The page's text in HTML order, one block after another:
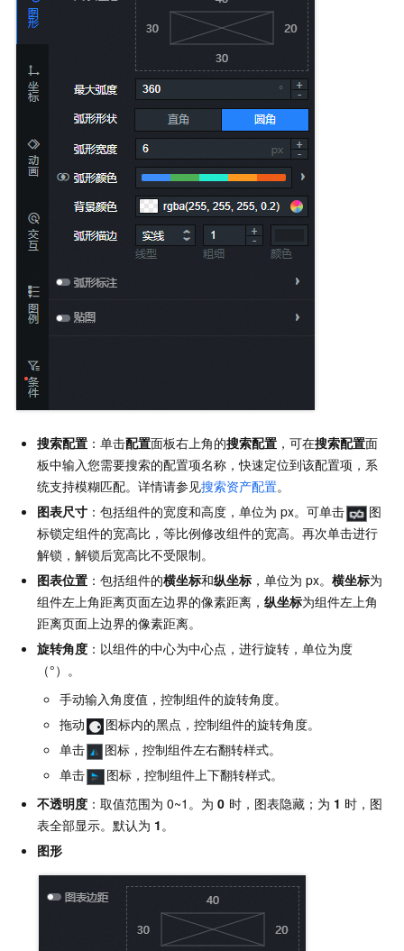
搜索配置 ：单击配置面板右上角的搜索配置 ，可在搜索配置面
板中输入您需要搜索的配置项名称，快速定位到该配置项，系
统支持模糊匹配。详情请参见搜索资产配置。
图表尺寸 ：包括组件的宽度和高度，单位为 px。可单击
图
标锁定组件的宽高比，等比例修改组件的宽高。再次单击进行
解锁，解锁后宽高比不受限制。
图表位置 ：包括组件的横坐标和纵坐标 ，单位为 px。横坐标为
组件左上角距离页面左边界的像素距离， 纵坐标为组件左上角
距离页面上边界的像素距离。
旋转角度 ：以组件的中心为中心点，进行旋转，单位为度
（°）。
手动输入角度值，控制组件的旋转角度。
拖动
图标内的黑点，控制组件的旋转角度。
单击
图标，控制组件左右翻转样式。
单击
图标，控制组件上下翻转样式。
不透明度 ：取值范围为 0~1。为 0 时，图表隐藏；为 1 时，图
表全部显示。默认为 1。
图形